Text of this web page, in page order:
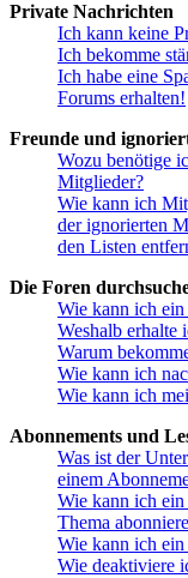
Private Nachrichten
Ich kann keine
Ich bekomme
Ich habe eine
Forums erhalten!
Freunde und
Wozu benötige
Mitglieder?
Wie kann ich
der ignorierten
den Listen
Die Foren
Wie kann ich ein
Weshalb erhalte
Warum
Wie kann ich
Wie kann ich
Abonnements und
Was ist der
einem
Wie kann ich ein
Thema
Wie kann ich
Wie deaktiviere